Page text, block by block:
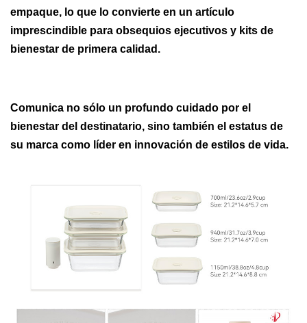
empaque, lo que lo convierte en un artículo
imprescindible para obsequios ejecutivos y kits de
bienestar de primera calidad.
Comunica no sólo un profundo cuidado por el
bienestar del destinatario, sino también el estatus de
su marca como líder en innovación de estilos de vida.